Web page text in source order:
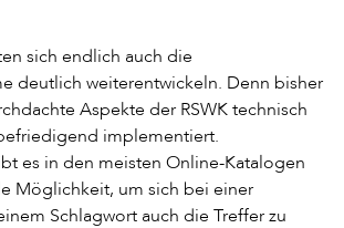
sich endlich auch die
deutlich weiterentwickeln. Denn bisher
Aspekte der RSWK technisch
implementiert.
es in den meisten Online-Katalogen
Möglichkeit, um sich bei einer
Schlagwort auch die Treffer zu